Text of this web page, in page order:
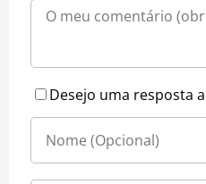
Desejo uma resposta